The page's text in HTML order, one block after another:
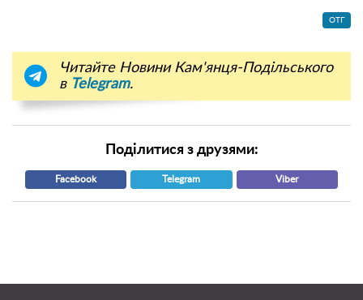
ОТГ
Читайте Новини Кам'янця-Подільського
в Telegram.
Поділитися з друзями:
Facebook Telegram Viber